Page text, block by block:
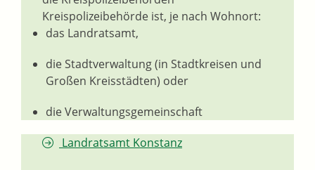
Kreispolizeibehörde ist, je nach Wohnort:
das Landratsamt,
die Stadtverwaltung (in Stadtkreisen und
Großen Kreisstädten) oder
die Verwaltungsgemeinschaft
Landratsamt Konstanz